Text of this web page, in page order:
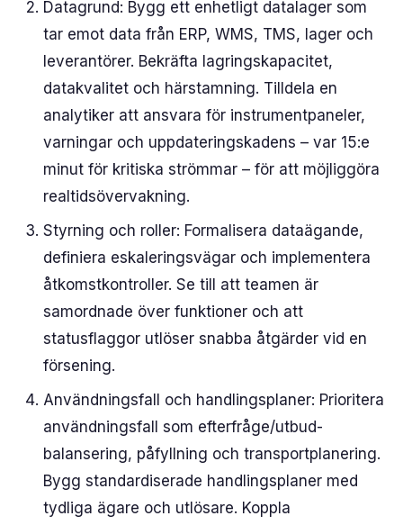
Datagrund: Bygg ett enhetligt datalager som
tar emot data från ERP, WMS, TMS, lager och
leverantörer. Bekräfta lagringskapacitet,
datakvalitet och härstamning. Tilldela en
analytiker att ansvara för instrumentpaneler,
varningar och uppdateringskadens – var 15:e
minut för kritiska strömmar – för att möjliggöra
realtidsövervakning.
Styrning och roller: Formalisera dataägande,
definiera eskaleringsvägar och implementera
åtkomstkontroller. Se till att teamen är
samordnade över funktioner och att
statusflaggor utlöser snabba åtgärder vid en
försening.
Användningsfall och handlingsplaner: Prioritera
användningsfall som efterfråge/utbud-
balansering, påfyllning och transportplanering.
Bygg standardiserade handlingsplaner med
tydliga ägare och utlösare. Koppla